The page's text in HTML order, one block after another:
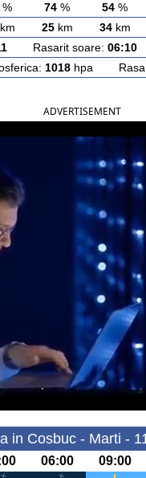
% 74 % 54 %
25km 34km
Rasarit soare: 06:10
1018hpa
ADVERTISEMENT
in Cosbuc - Marti -
06:00 09:00